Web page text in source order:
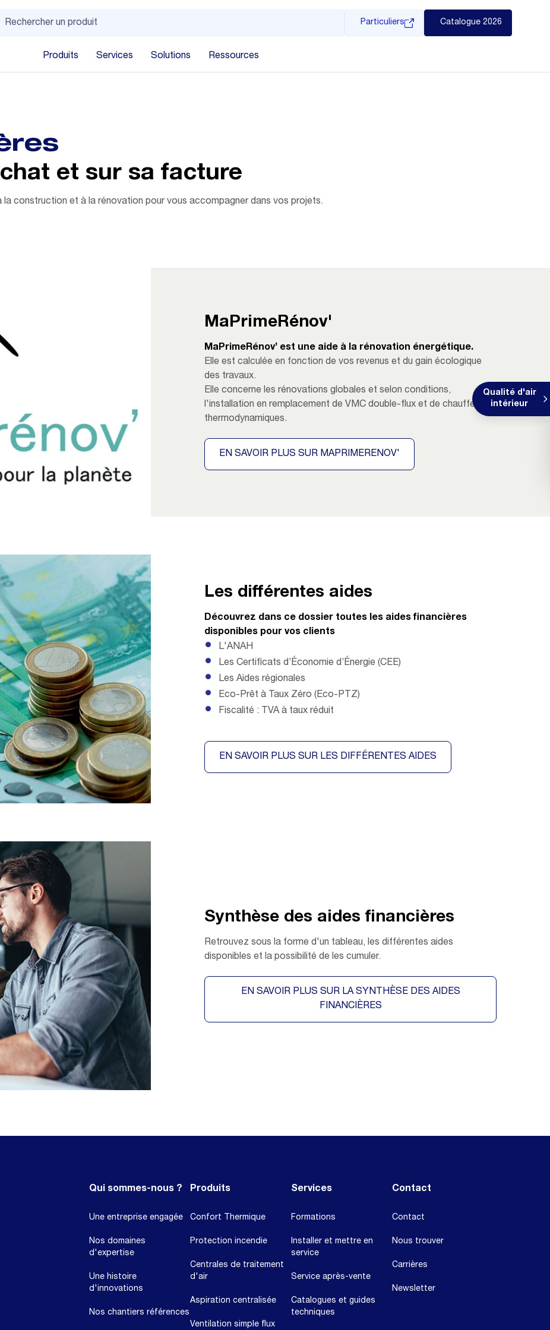
Particuliers Catalogue 2026
Produits Services Solutions Ressources
Qualité d'air
intérieur
et sur sa facture
construction et à la rénovation pour vous accompagner dans vos projets.
MaPrimeRénov'
MaPrimeRénov’ est une aide à la rénovation énergétique.
Elle est calculée en fonction de vos revenus et du gain écologique
des travaux.
Elle concerne les rénovations globales et selon conditions,
l'installation en remplacement de VMC double-flux et de chauffe-eau
thermodynamiques.
EN SAVOIR PLUS SUR MAPRIMERENOV'
Les différentes aides
Découvrez dans ce dossier toutes les aides financières
disponibles pour vos clients
L'ANAH
Les Certificats d’Économie d’Énergie (CEE)
Les Aides régionales
Eco-Prêt à Taux Zéro (Eco-PTZ)
Fiscalité : TVA à taux réduit
EN SAVOIR PLUS SUR LES DIFFÉRENTES AIDES
Synthèse des aides financières
Retrouvez sous la forme d'un tableau, les différentes aides
disponibles et la possibilité de les cumuler.
EN SAVOIR PLUS SUR LA SYNTHÈSE DES AIDES
FINANCIÈRES
Qui sommes-nous ?
Une entreprise engagée
Nos domaines
d'expertise
Une histoire
d'innovations
Nos chantiers références
Produits
Confort Thermique
Protection incendie
Centrales de traitement
d'air
Aspiration centralisée
Ventilation simple flux
Services
Formations
Installer et mettre en
service
Service après-vente
Catalogues et guides
techniques
Contact
Contact
Nous trouver
Carrières
Newsletter